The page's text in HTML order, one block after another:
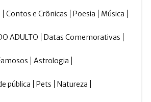
Contos e Crônicas Poesia Música
ADULTO Datas Comemorativas
Astrologia
pública Pets Natureza